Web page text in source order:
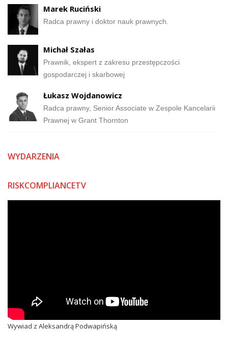
Marek Ruciński
Radca prawny i doktor nauk prawnych.
Michał Szałas
Prawnik, ekspert z zakresu przestępczości
gospodarczej i skarbowej
Łukasz Wojdanowicz
Radca prawny, Senior Associate w Zespole Kancelarii
Prawnej w Grant Thornton
WYDARZENIA
RISKCOMPLIANCETV
Wywiad z Aleksandrą Podwapińską